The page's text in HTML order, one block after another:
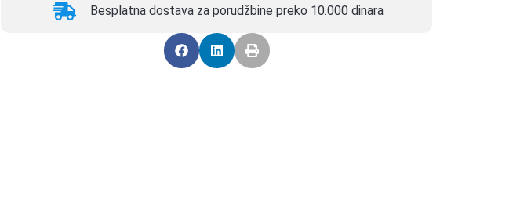
Besplatna dostava za porudžbine preko 10.000 dinara